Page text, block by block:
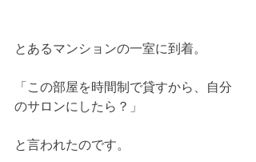
とあるマンションの一室に到着。
「この部屋を時間制で貸すから、自分
のサロンにしたら？」
と言われたのです。